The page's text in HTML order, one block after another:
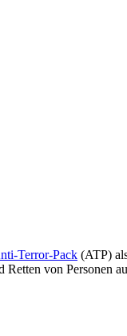
Terror-Pack (ATP)
Retten von Personen